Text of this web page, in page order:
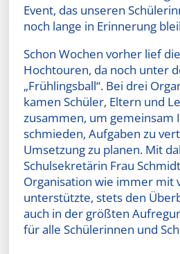
Event, das unseren
noch lange in Erinnerung
Schon Wochen vorher lief
Hochtouren, da noch unter
„Frühlingsball“. Bei drei
kamen Schüler, Eltern und
zusammen, um gemeinsam
schmieden, Aufgaben zu
Umsetzung zu planen. Mit
Schulsekretärin Frau
Organisation wie immer mit
unterstützte, stets den
auch in der größten
für alle Schülerinnen und